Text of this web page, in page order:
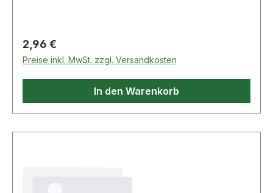
Regulärer Preis:
2,96 €
Preise inkl. MwSt. zzgl. Versandkosten
In den Warenkorb